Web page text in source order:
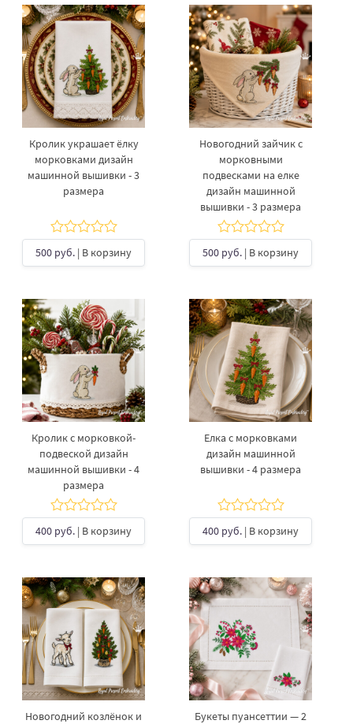
Кролик украшает ёлку
морковками дизайн
машинной вышивки - 3
размера
500 руб. | В корзину
Новогодний зайчик с
морковными
подвесками на елке
дизайн машинной
вышивки - 3 размера
500 руб. | В корзину
Кролик с морковкой-
подвеской дизайн
машинной вышивки - 4
размера
400 руб. | В корзину
Елка с морковками
дизайн машинной
вышивки - 4 размера
400 руб. | В корзину
Новогодний козлёнок и
Букеты пуансеттии — 2